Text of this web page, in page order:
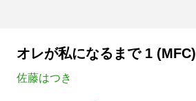
オレが私になるまで 1 (MFC)
佐藤はつき